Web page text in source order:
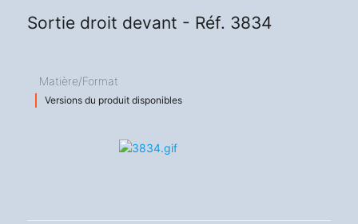
Sortie droit devant - Réf. 3834
Matière/Format
Versions du produit disponibles